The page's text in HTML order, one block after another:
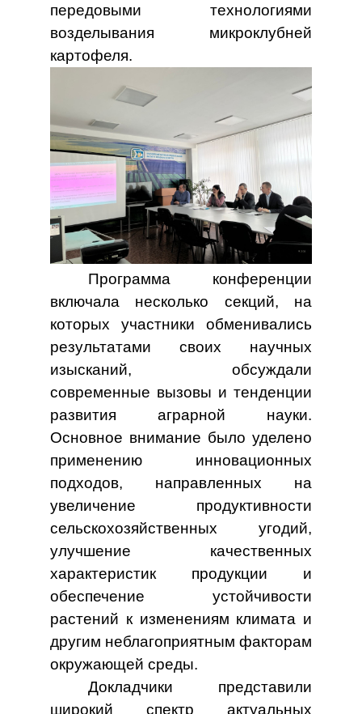
передовыми технологиями
возделывания микроклубней
картофеля.
Программа конференции
включала несколько секций, на
которых участники обменивались
результатами своих научных
изысканий, обсуждали
современные вызовы и тенденции
развития аграрной науки.
Основное внимание было уделено
применению инновационных
подходов, направленных на
увеличение продуктивности
сельскохозяйственных угодий,
улучшение качественных
характеристик продукции и
обеспечение устойчивости
растений к изменениям климата и
другим неблагоприятным факторам
окружающей среды.
Докладчики представили
широкий спектр актуальных